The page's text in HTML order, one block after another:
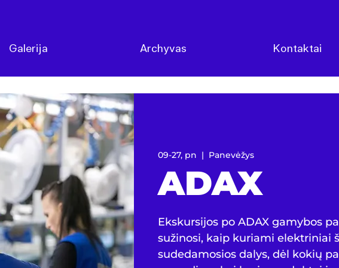
Galerija Archyvas Kontaktai
09-27, pn
  |
Panevėžys
ADAX
Ekskursijos po ADAX gamybos
sužinosi, kaip kuriami elektriniai
sudedamosios dalys, dėl kokių